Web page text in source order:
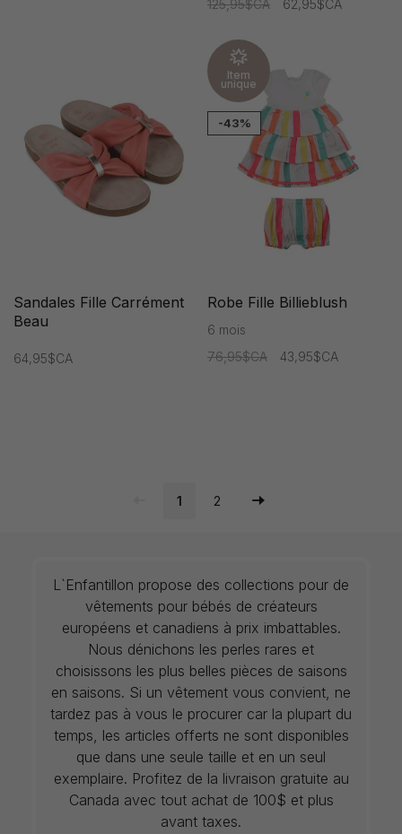
125,95$CA 62,95$CA
Sandales Fille Carrément
Beau
64,95$CA
Item
unique
-43%
Robe Fille Billieblush
6 mois
76,95$CA
43,95$CA
1 2
L`Enfantillon propose des collections pour de
vêtements pour bébés de créateurs
européens et canadiens à prix imbattables.
Nous dénichons les perles rares et
choisissons les plus belles pièces de saisons
en saisons. Si un vêtement vous convient, ne
tardez pas à vous le procurer car la plupart du
temps, les articles offerts ne sont disponibles
que dans une seule taille et en un seul
exemplaire. Profitez de la livraison gratuite au
Canada avec tout achat de 100$ et plus
avant taxes.